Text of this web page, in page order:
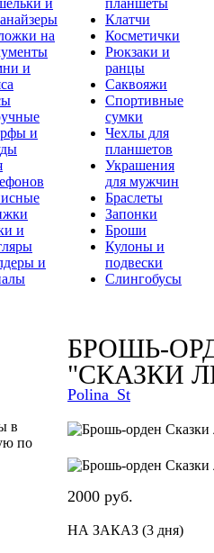
и
на
и
и
и
и
планшеты
Клатчи
Косметички
Рюкзаки и
ранцы
Саквояжи
Спортивные
сумки
Чехлы для
планшетов
Украшения
для мужчин
Браслеты
Запонки
Броши
Кулоны и
подвески
Слингобусы
в
по
БРОШЬ-
"СКАЗКИ
Polina_St
2000 руб.
НА ЗАКАЗ (3 дня)